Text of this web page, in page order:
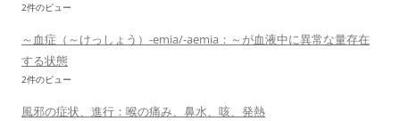
2件のビュー
～血症（～けっしょう）-emia/-aemia：～が血液中に異常な量存在
する状態
2件のビュー
風邪の症状、進行：喉の痛み、鼻水、咳、発熱